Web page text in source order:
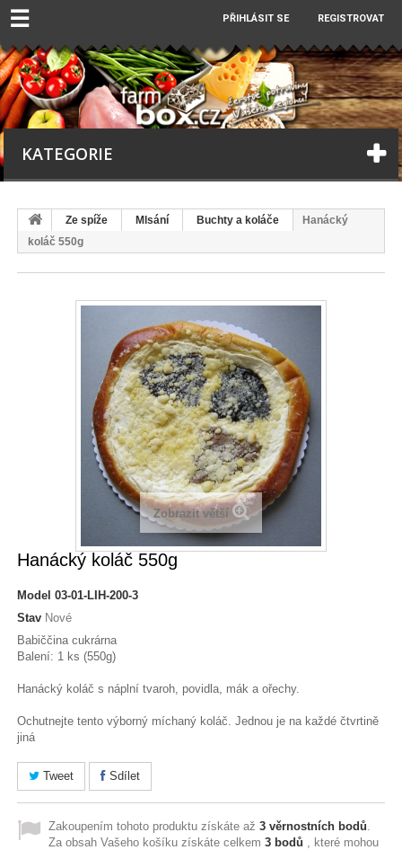
☰ PŘIHLÁSIT SE REGISTROVAT
KATEGORIE
Ze spíže Mlsání Buchty a koláče
Hanácký
koláč 550g
Zobrazit větší
Hanácký koláč 550g
Model 03-01-LIH-200-3
Stav Nové
Babiččina cukrárna
Balení: 1 ks (550g)
Hanácký koláč s náplní tvaroh, povidla, mák a ořechy.
Ochutnejte tento výborný míchaný koláč. Jednou je na každé čtvrtině
jiná
Tweet Sdílet
Zakoupením tohoto produktu získáte až3 věrnostních bodů
Za obsah Vašeho košíku získáte celkem3 bodů , které mohou